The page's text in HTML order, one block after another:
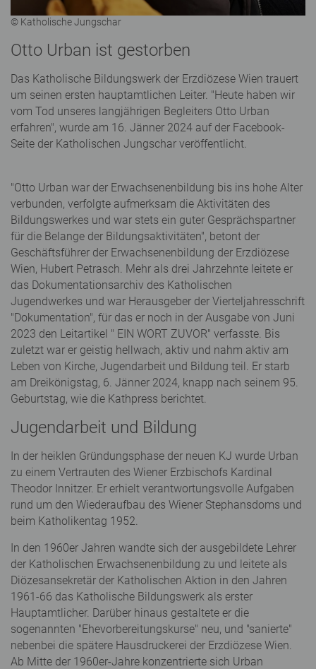
© Katholische Jungschar
Otto Urban ist gestorben
Das Katholische Bildungswerk der Erzdiözese Wien trauert
um seinen ersten hauptamtlichen Leiter. "Heute haben wir
vom Tod unseres langjährigen Begleiters Otto Urban
erfahren", wurde am 16. Jänner 2024 auf der Facebook-
Seite der Katholischen Jungschar veröffentlicht.
"Otto Urban war der Erwachsenenbildung bis ins hohe Alter
verbunden, verfolgte aufmerksam die Aktivitäten des
Bildungswerkes und war stets ein guter Gesprächspartner
für die Belange der Bildungsaktivitäten", betont der
Geschäftsführer der Erwachsenenbildung der Erzdiözese
Wien, Hubert Petrasch. Mehr als drei Jahrzehnte leitete er
das Dokumentationsarchiv des Katholischen
Jugendwerkes und war Herausgeber der Vierteljahresschrift
"Dokumentation", für das er noch in der Ausgabe von Juni
2023 den Leitartikel " EIN WORT ZUVOR" verfasste. Bis
zuletzt war er geistig hellwach, aktiv und nahm aktiv am
Leben von Kirche, Jugendarbeit und Bildung teil. Er starb
am Dreikönigstag, 6. Jänner 2024, knapp nach seinem 95.
Geburtstag, wie die Kathpress berichtet.
Jugendarbeit und Bildung
In der heiklen Gründungsphase der neuen KJ wurde Urban
zu einem Vertrauten des Wiener Erzbischofs Kardinal
Theodor Innitzer. Er erhielt verantwortungsvolle Aufgaben
rund um den Wiederaufbau des Wiener Stephansdoms und
beim Katholikentag 1952.
In den 1960er Jahren wandte sich der ausgebildete Lehrer
der Katholischen Erwachsenenbildung zu und leitete als
Diözesansekretär der Katholischen Aktion in den Jahren
1961-66 das Katholische Bildungswerk als erster
Hauptamtlicher. Darüber hinaus gestaltete er die
sogenannten "Ehevorbereitungskurse" neu, und "sanierte"
nebenbei die spätere Hausdruckerei der Erzdiözese Wien.
Ab Mitte der 1960er-Jahre konzentrierte sich Urban